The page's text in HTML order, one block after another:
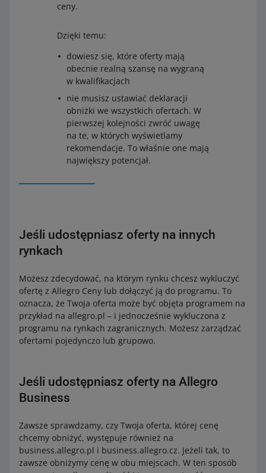
ceny.
Dzięki temu:
dowiesz się, które oferty mają
obecnie realną szansę na wygraną
w kwalifikacjach
nie musisz ustawiać deklaracji
obniżki we wszystkich ofertach. W
pierwszej kolejności zwróć uwagę
na te, w których wyświetlamy
rekomendacje. To właśnie one mają
największy potencjał.
Jeśli udostępniasz oferty na innych
rynkach
Możesz zdecydować, na którym rynku chcesz wykluczyć
ofertę z Allegro Ceny lub dołączyć ją do programu. To
oznacza, że Twoja oferta może być objęta programem na
przykład na allegro.pl – i jednocześnie wykluczona z
programu na rynkach zagranicznych. Możesz zarządzać
ofertami pojedynczo lub grupowo.
Jeśli udostępniasz oferty na Allegro
Business
Zawsze sprawdzamy, czy Twoja oferta, której cenę
chcemy obniżyć, występuje również na
business.allegro.pl i business.allegro.cz. Jeżeli tak, to
zawsze obniżymy cenę w obu miejscach. W ten sposób